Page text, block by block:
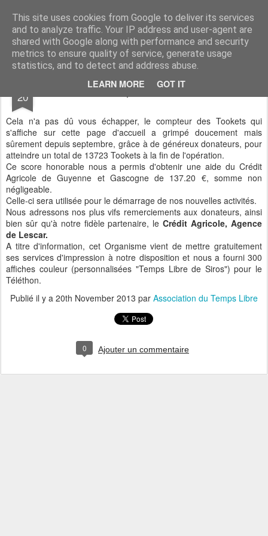
This site uses cookies from Google to deliver its services
and to analyze traffic. Your IP address and user-agent are
shared with Google along with performance and security
metrics to ensure quality of service, generate usage
statistics, and to detect and address abuse.
LEARN MORE GOT IT
Association du Temps Libre de Siros Association sportive et socio-culturelle
Pages
20 Bilan de l'opération TOOKETS
Cela n'a pas dû vous échapper, le compteur des Tookets qui
s'affiche sur cette page d'accueil a grimpé doucement mais
sûrement depuis septembre, grâce à de généreux donateurs, pour
atteindre un total de 13723 Tookets à la fin de l'opération.
Ce score honorable nous a permis d'obtenir une aide du Crédit
Agricole de Guyenne et Gascogne de 137.20 €, somme non
négligeable.
Celle-ci sera utilisée pour le démarrage de nos nouvelles activités.
Nous adressons nos plus vifs remerciements aux donateurs, ainsi
bien sûr qu'à notre fidèle partenaire, leCrédit Agricole, Agence
de Lescar.
A titre d'information, cet Organisme vient de mettre gratuitement
ses services d'impression à notre disposition et nous a fourni 300
affiches couleur (personnalisées "Temps Libre de Siros") pour le
Téléthon.
Publié il y a 20th November 2013 par Association du Temps Libre
0 Ajouter un commentaire